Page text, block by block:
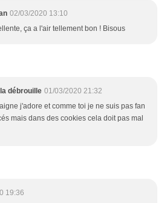
02/03/2020 13:10
ça a l'air tellement bon ! Bisous
débrouille 01/03/2020 21:32
j'adore et comme toi je ne suis pas fan
mais dans des cookies cela doit pas mal
19:36